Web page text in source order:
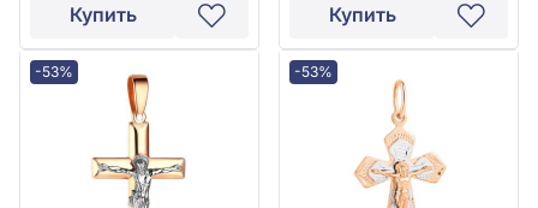
Купить Купить
-53% -53%